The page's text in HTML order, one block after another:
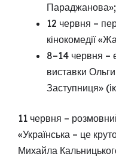
Параджанова»;
12 червня –
кінокомедії
8–14 червня –
виставки
Заступниця»
11 червня –
«Українська – це
Михайла